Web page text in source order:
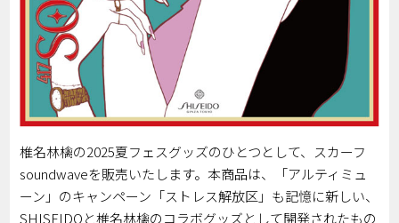
椎名林檎の2025夏フェスグッズのひとつとして、スカーフ
soundwaveを販売いたします。本商品は、「アルティミュ
ーン」のキャンペーン「ストレス解放区」も記憶に新しい、
SHISEIDOと椎名林檎のコラボグッズとして開発されたもの